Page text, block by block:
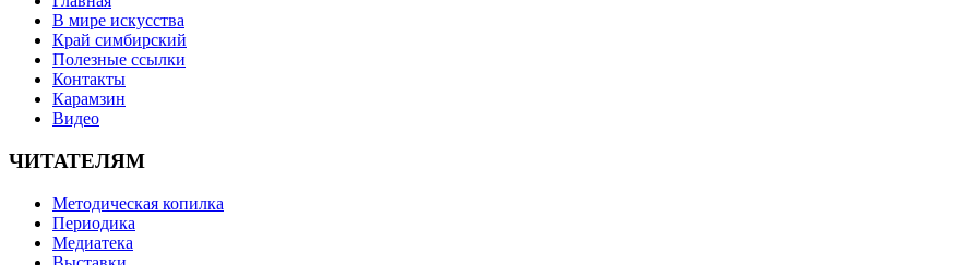
В мире искусства
Край симбирский
Полезные ссылки
Контакты
Карамзин
Видео
ЧИТАТЕЛЯМ
Методическая копилка
Периодика
Медиатека